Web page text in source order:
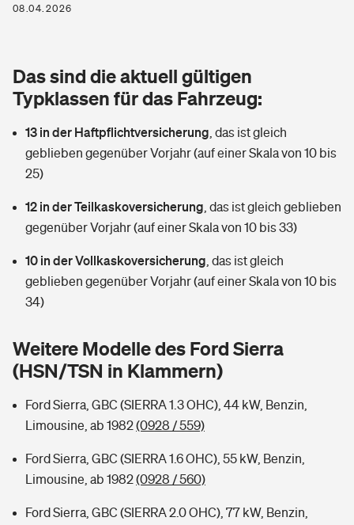
Zur Übersicht
Tools
Wer versichert was: Jetzt Versicherer finden
Sie haben Fragen?
Glasversicherung
Mietkautionsversicherung
Restkreditversicherung
Tools
Hochwasser-Check: Wie gefährdet ist Ihr Haus?
Sie haben Fragen?
Kinderunfall­ver­si­che­rung
Kinderinvalidität
Hundehalter-Haftpflicht
Handyversicherung
Private Cyberversicherung
Zur Übersicht
Private Krankenversicherung
Dread-Disease-Versicherung
Tierkrankenversicherung
Zur Übersicht
Tools
Wer versichert was: Jetzt Versicherer finden
Rentenrechner: Wie viel Geld bekomme ich im Alter?
08.04.2026
Das sind die aktuell gültigen
Typklassen für das Fahrzeug:
13 in der Haftpflichtversicherung das ist gleich
geblieben gegenüber Vorjahr (auf einer Skala von 10 bis
25)
12 in der Teilkaskoversicherung das ist gleich geblieben
gegenüber Vorjahr (auf einer Skala von 10 bis 33)
10 in der Vollkaskoversicherung das ist gleich
geblieben gegenüber Vorjahr (auf einer Skala von 10 bis
34)
Weitere Modelle des Ford Sierra
(HSN/TSN in Klammern)
Ford Sierra, GBC (SIERRA 1.3 OHC), 44 kW, Benzin,
Limousine, ab 1982(0928 / 559)
Ford Sierra, GBC (SIERRA 1.6 OHC), 55 kW, Benzin,
Limousine, ab 1982(0928 / 560)
Ford Sierra, GBC (SIERRA 2.0 OHC), 77 kW, Benzin,